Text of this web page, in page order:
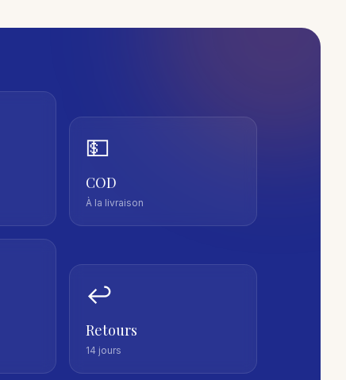
💵
COD
À la livraison
↩️
Retours
14 jours